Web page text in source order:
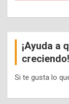
¡Ayuda a
creciendo!
Si te gusta lo